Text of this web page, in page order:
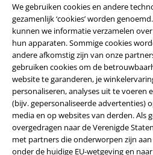
We gebruiken cookies en andere
gezamenlijk ‘cookies’ worden
kunnen we informatie verzamelen
hun apparaten. Sommige cookies
andere afkomstig zijn van onze
gebruiken cookies om de
website te garanderen, je
personaliseren, analyses uit te voeren
(bijv. gepersonaliseerde advertenties)
media en op websites van derden. Als
overgedragen naar de Verenigde
met partners die onderworpen zijn
onder de huidige EU-wetgeving en
Legal
Algemene Voorwaarden